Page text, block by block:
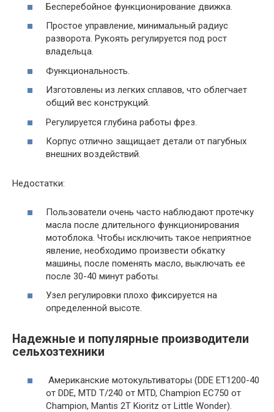
Бесперебойное функционирование движка.
Простое управление, минимальный радиус
разворота. Рукоять регулируется под рост
владельца.
Функциональность.
Изготовлены из легких сплавов, что облегчает
общий вес конструкций.
Регулируется глубина работы фрез.
Корпус отлично защищает детали от пагубных
внешних воздействий.
Недостатки:
Пользователи очень часто наблюдают протечку
масла после длительного функционирования
мотоблока. Чтобы исключить такое неприятное
явление, необходимо произвести обкатку
машины, после поменять масло, выключать ее
после 30-40 минут работы.
Узел регулировки плохо фиксируется на
определенной высоте.
Надежные и популярные производители
сельхозтехники
Американские мотокультиваторы (DDE ET1200-40
от DDE, MTD T/240 от MTD, Champion EC750 от
Champion, Mantis 2T Kioritz от Little Wonder).